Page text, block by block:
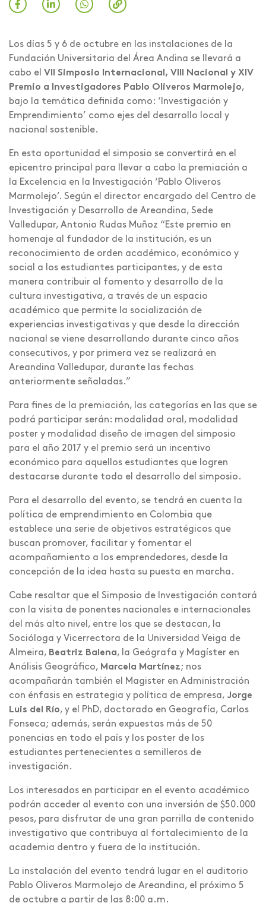
Los días 5 y 6 de octubre en las instalaciones de la
Fundación Universitaria del Área Andina se llevará a
cabo el VII Simposio Internacional, VIII Nacional y XIV
Premio a Investigadores Pablo Oliveros Marmolejo,
bajo la temática definida como: ‘Investigación y
Emprendimiento’ como ejes del desarrollo local y
nacional sostenible.
En esta oportunidad el simposio se convertirá en el
epicentro principal para llevar a cabo la premiación a
la Excelencia en la Investigación ‘Pablo Oliveros
Marmolejo’. Según el director encargado del Centro de
Investigación y Desarrollo de Areandina, Sede
Valledupar, Antonio Rudas Muñoz “Este premio en
homenaje al fundador de la institución, es un
reconocimiento de orden académico, económico y
social a los estudiantes participantes, y de esta
manera contribuir al fomento y desarrollo de la
cultura investigativa, a través de un espacio
académico que permite la socialización de
experiencias investigativas y que desde la dirección
nacional se viene desarrollando durante cinco años
consecutivos, y por primera vez se realizará en
Areandina Valledupar, durante las fechas
anteriormente señaladas.”
Para fines de la premiación, las categorías en las que se
podrá participar serán: modalidad oral, modalidad
poster y modalidad diseño de imagen del simposio
para el año 2017 y el premio será un incentivo
económico para aquellos estudiantes que logren
destacarse durante todo el desarrollo del simposio.
Para el desarrollo del evento, se tendrá en cuenta la
política de emprendimiento en Colombia que
establece una serie de objetivos estratégicos que
buscan promover, facilitar y fomentar el
acompañamiento a los emprendedores, desde la
concepción de la idea hasta su puesta en marcha.
Cabe resaltar que el Simposio de Investigación contará
con la visita de ponentes nacionales e internacionales
del más alto nivel, entre los que se destacan, la
Socióloga y Vicerrectora de la Universidad Veiga de
Almeira, Beatriz Balena, la Geógrafa y Magíster en
Análisis Geográfico, Marcela Martínez; nos
acompañarán también el Magister en Administración
con énfasis en estrategia y política de empresa, Jorge
Luis del Río, y el PhD, doctorado en Geografía, Carlos
Fonseca; además, serán expuestas más de 50
ponencias en todo el país y los poster de los
estudiantes pertenecientes a semilleros de
investigación.
Los interesados en participar en el evento académico
podrán acceder al evento con una inversión de $50.000
pesos, para disfrutar de una gran parrilla de contenido
investigativo que contribuya al fortalecimiento de la
academia dentro y fuera de la institución.
La instalación del evento tendrá lugar en el auditorio
Pablo Oliveros Marmolejo de Areandina, el próximo 5
de octubre a partir de las 8:00 a.m.